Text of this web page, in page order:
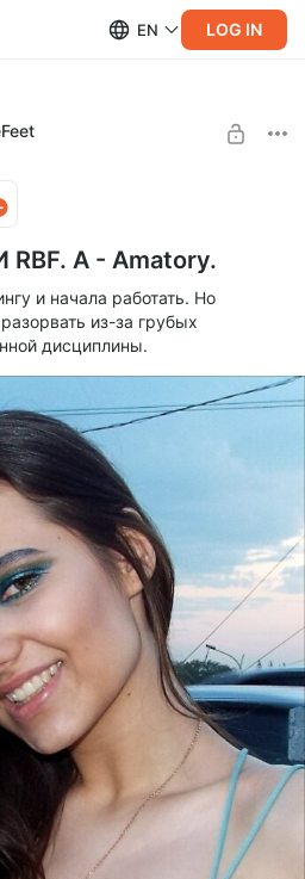
EN LOG IN
А - Amatory.
и начала работать. Но
из-за грубых
дисциплины.